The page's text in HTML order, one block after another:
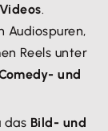
.
Audiospuren,
Reels unter
und
das Bild- und